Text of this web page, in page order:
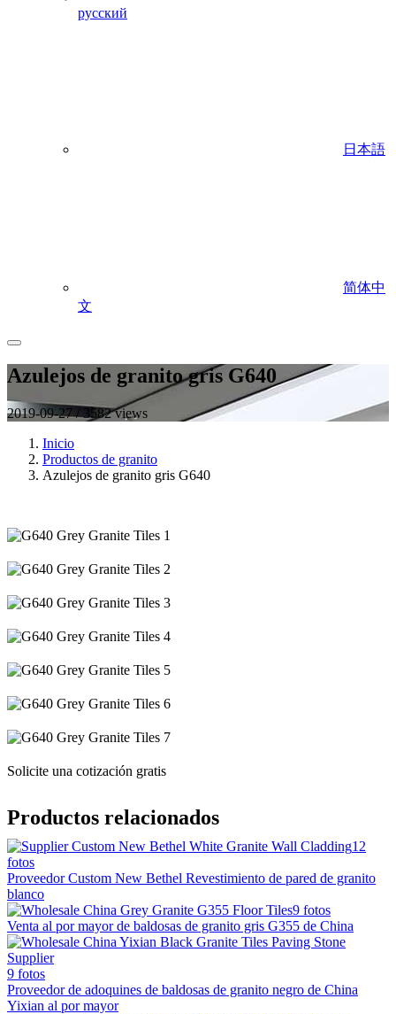
русский
日本語
简体中
文
Azulejos de granito gris G640
2019-09-27 / 3582 views
Inicio
Productos de granito
Azulejos de granito gris G640
Solicite una cotización gratis
Productos relacionados
12
fotos
Proveedor Custom New Bethel Revestimiento de pared de granito
blanco
9 fotos
Venta al por mayor de baldosas de granito gris G355 de China
9 fotos
Proveedor de adoquines de baldosas de granito negro de China
Yixian al por mayor